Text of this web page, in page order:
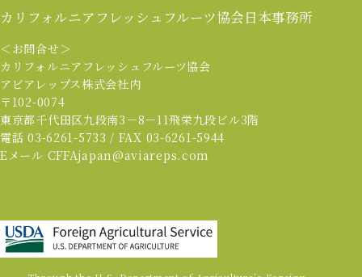
カリフォルニアフレッシュフルーツ協会日本事務所
＜お問合せ＞
カリフォルニアフレッシュフルーツ協会
アビアレップス株式会社内
〒102-0074
東京都千代田区九段南3－8－11飛栄九段ビル3階
電話 03-6261-5733 / FAX 03-6261-5944
Eメール CFFAjapan@aviareps.com